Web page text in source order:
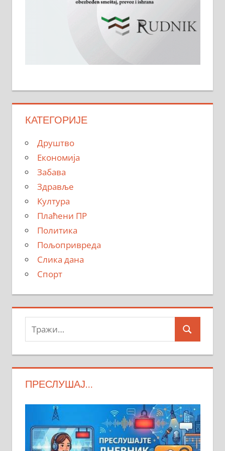
КАТЕГОРИЈЕ
Друштво
Економија
Забава
Здравље
Култура
Плаћени ПР
Политика
Пољопривреда
Слика дана
Спорт
Тражи:
Search
ПРЕСЛУШАЈ…